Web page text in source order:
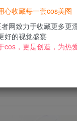
免费 钻石会员免费
心收藏每一套cos美图
网致力于收藏更多更
好的视觉盛宴
cos，更是创造，为热